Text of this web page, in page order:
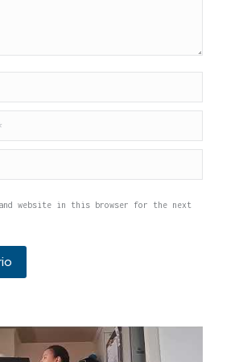
and website in this browser for the next